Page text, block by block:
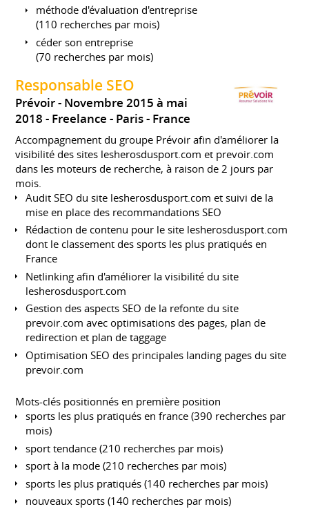
méthode d'évaluation d'entreprise
(110 recherches par mois)
céder son entreprise
(70 recherches par mois)
Responsable SEO
Prévoir
Novembre 2015 à mai
2018 Freelance Paris France
Accompagnement du groupe Prévoir afin d'améliorer la
visibilité des sites lesherosdusport.com et prevoir.com
dans les moteurs de recherche, à raison de 2 jours par
mois.
Audit SEO du site lesherosdusport.com et suivi de la
mise en place des recommandations SEO
Rédaction de contenu pour le site lesherosdusport.com
dont le classement des sports les plus pratiqués en
France
Netlinking afin d'améliorer la visibilité du site
lesherosdusport.com
Gestion des aspects SEO de la refonte du site
prevoir.com avec optimisations des pages, plan de
redirection et plan de taggage
Optimisation SEO des principales landing pages du site
prevoir.com
Mots-clés positionnés en première position
sports les plus pratiqués en france (390 recherches par
mois)
sport tendance (210 recherches par mois)
sport à la mode (210 recherches par mois)
sports les plus pratiqués (140 recherches par mois)
nouveaux sports (140 recherches par mois)